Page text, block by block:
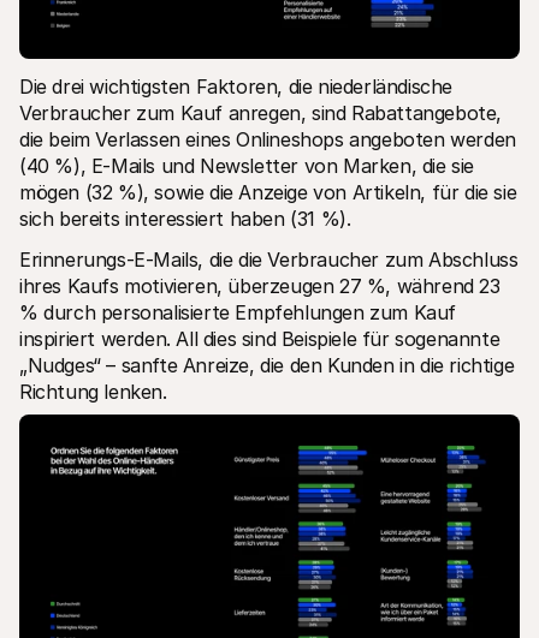
Die drei wichtigsten Faktoren, die niederländische
Verbraucher zum Kauf anregen, sind Rabattangebote,
die beim Verlassen eines Onlineshops angeboten werden
(40 %), E-Mails und Newsletter von Marken, die sie
mögen (32 %), sowie die Anzeige von Artikeln, für die sie
sich bereits interessiert haben (31 %).
Erinnerungs-E-Mails, die die Verbraucher zum Abschluss
ihres Kaufs motivieren, überzeugen 27 %, während 23
% durch personalisierte Empfehlungen zum Kauf
inspiriert werden. All dies sind Beispiele für sogenannte
„Nudges“ – sanfte Anreize, die den Kunden in die richtige
Richtung lenken.